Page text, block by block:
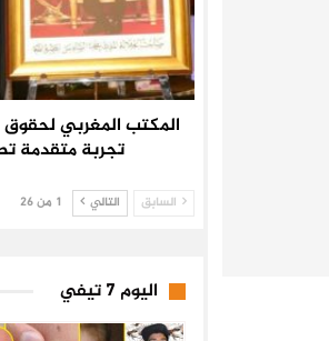
المكتب المغربي
تجربة متقدمة
السابق التالي 1 من 26
اليوم 7 تيفي